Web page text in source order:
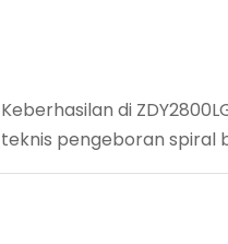
Keberhasilan di
teknis pengeboran spiral
tinggi